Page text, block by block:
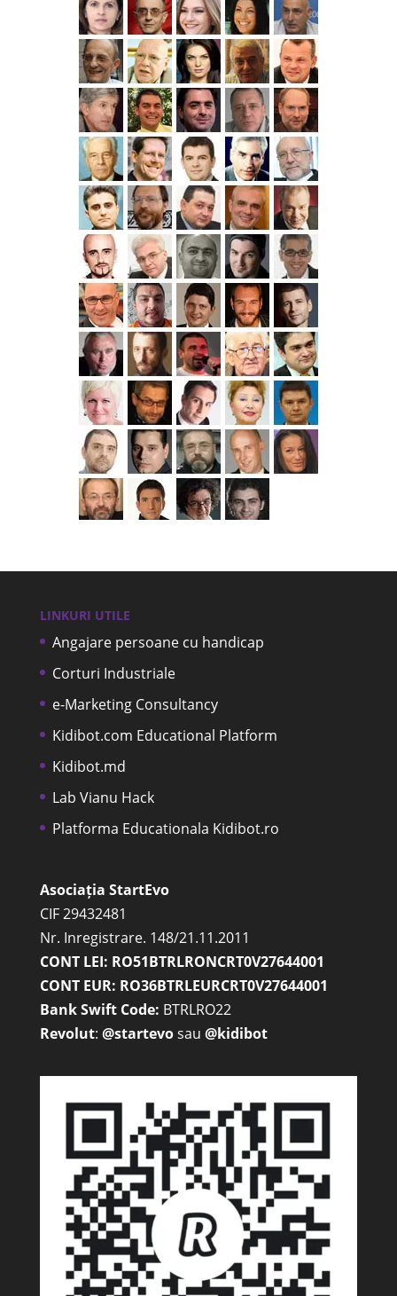
LINKURI UTILE
Angajare persoane cu handicap
Corturi Industriale
e-Marketing Consultancy
Kidibot.com Educational Platform
Kidibot.md
Lab Vianu Hack
Platforma Educationala Kidibot.ro
Asociația StartEvo
CIF 29432481
Nr. Inregistrare. 148/21.11.2011
CONT LEI: RO51BTRLRONCRT0V27644001
CONT EUR: RO36BTRLEURCRT0V27644001
Bank Swift Code: BTRLRO22
Revolut: @startevosau @kidibot